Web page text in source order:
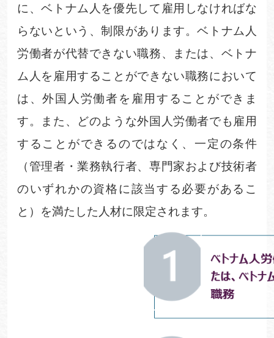
に、ベトナム人を優先して雇用しなければな
らないという、制限があります。ベトナム人
労働者が代替できない職務、または、ベトナ
ム人を雇用することができない職務において
は、外国人労働者を雇用することができま
す。また、どのような外国人労働者でも雇用
することができるのではなく、一定の条件
（管理者・業務執行者、専門家および技術者
のいずれかの資格に該当する必要があるこ
と）を満たした人材に限定されます。